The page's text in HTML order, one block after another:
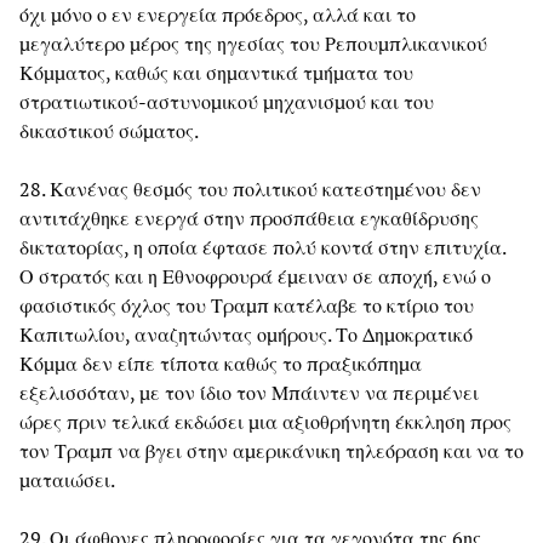
όχι μόνο ο εν ενεργεία πρόεδρος, αλλά και το
μεγαλύτερο μέρος της ηγεσίας του Ρεπουμπλικανικού
Κόμματος, καθώς και σημαντικά τμήματα του
στρατιωτικού-αστυνομικού μηχανισμού και του
δικαστικού σώματος.
28. Κανένας θεσμός του πολιτικού κατεστημένου δεν
αντιτάχθηκε ενεργά στην προσπάθεια εγκαθίδρυσης
δικτατορίας, η οποία έφτασε πολύ κοντά στην επιτυχία.
Ο στρατός και η Εθνοφρουρά έμειναν σε αποχή, ενώ ο
φασιστικός όχλος του Τραμπ κατέλαβε το κτίριο του
Καπιτωλίου, αναζητώντας ομήρους. Το Δημοκρατικό
Κόμμα δεν είπε τίποτα καθώς το πραξικόπημα
εξελισσόταν, με τον ίδιο τον Μπάιντεν να περιμένει
ώρες πριν τελικά εκδώσει μια αξιοθρήνητη έκκληση προς
τον Τραμπ να βγει στην αμερικάνικη τηλεόραση και να το
ματαιώσει.
29. Οι άφθονες πληροφορίες για τα γεγονότα της 6ης